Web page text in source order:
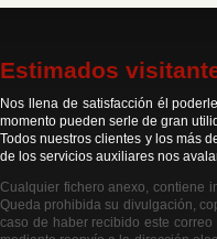
Estimados
Nos llena de satisfacción él
momento pueden serle de gran
Todos nuestros clientes y los más
de los servicios auxiliares nos
Cualquier fichero anexo, contiene
Queda prohibida su divulgación,
caso de haber recibido este